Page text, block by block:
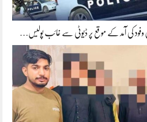
وفود کی آمد کے موقع پر ڈیوٹی سے غائب پولیس…